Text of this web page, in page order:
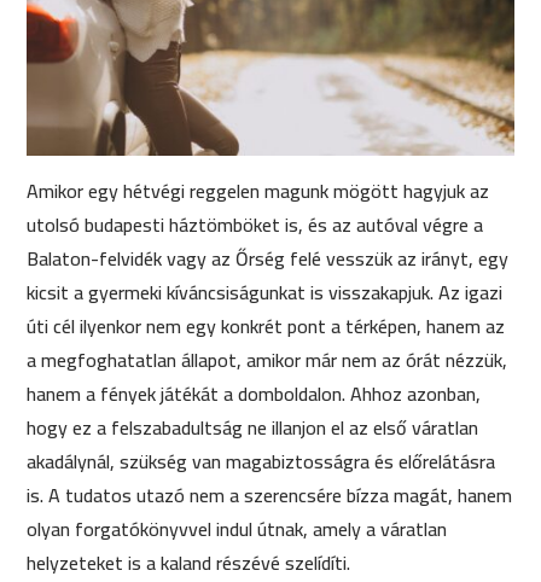
Amikor egy hétvégi reggelen magunk mögött hagyjuk az
utolsó budapesti háztömböket is, és az autóval végre a
Balaton-felvidék vagy az Őrség felé vesszük az irányt, egy
kicsit a gyermeki kíváncsiságunkat is visszakapjuk. Az igazi
úti cél ilyenkor nem egy konkrét pont a térképen, hanem az
a megfoghatatlan állapot, amikor már nem az órát nézzük,
hanem a fények játékát a domboldalon. Ahhoz azonban,
hogy ez a felszabadultság ne illanjon el az első váratlan
akadálynál, szükség van magabiztosságra és előrelátásra
is. A tudatos utazó nem a szerencsére bízza magát, hanem
olyan forgatókönyvvel indul útnak, amely a váratlan
helyzeteket is a kaland részévé szelídíti.